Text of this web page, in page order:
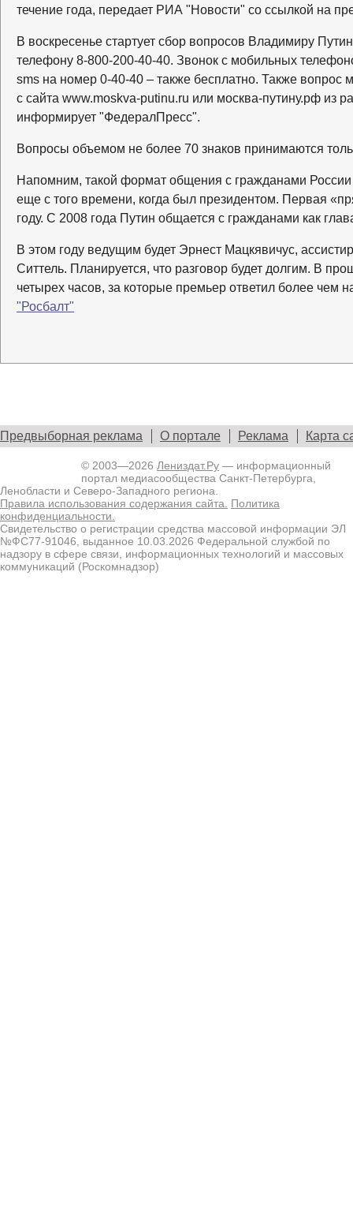
течение года, передает РИА "Новости" со ссылкой на
В воскресенье стартует сбор вопросов Владимиру
телефону 8-800-200-40-40. Звонок с мобильных
sms на номер 0-40-40 – также бесплатно. Также вопрос
с сайта www.moskva-putinu.ru или москва-путину.рф из
информирует "ФедералПресс".
Вопросы объемом не более 70 знаков принимаются
Напомним, такой формат общения с гражданами России
еще с того времени, когда был президентом. Первая
году. С 2008 года Путин общается с гражданами как
В этом году ведущим будет Эрнест Мацкявичус,
Ситтель. Планируется, что разговор будет долгим. В
четырех часов, за которые премьер ответил более чем
"Росбалт"
Предвыборная реклама О портале Реклама Карта
© 2003—2026 Лениздат.Ру — информационный
портал медиасообщества Санкт-Петербурга,
Ленобласти и Северо-Западного региона.
Правила использования содержания сайта.
Политика
конфиденциальности.
Свидетельство о регистрации средства массовой информации ЭЛ
№ФС77-91046, выданное 10.03.2026 Федеральной службой по
надзору в сфере связи, информационных технологий и массовых
коммуникаций (Роскомнадзор)